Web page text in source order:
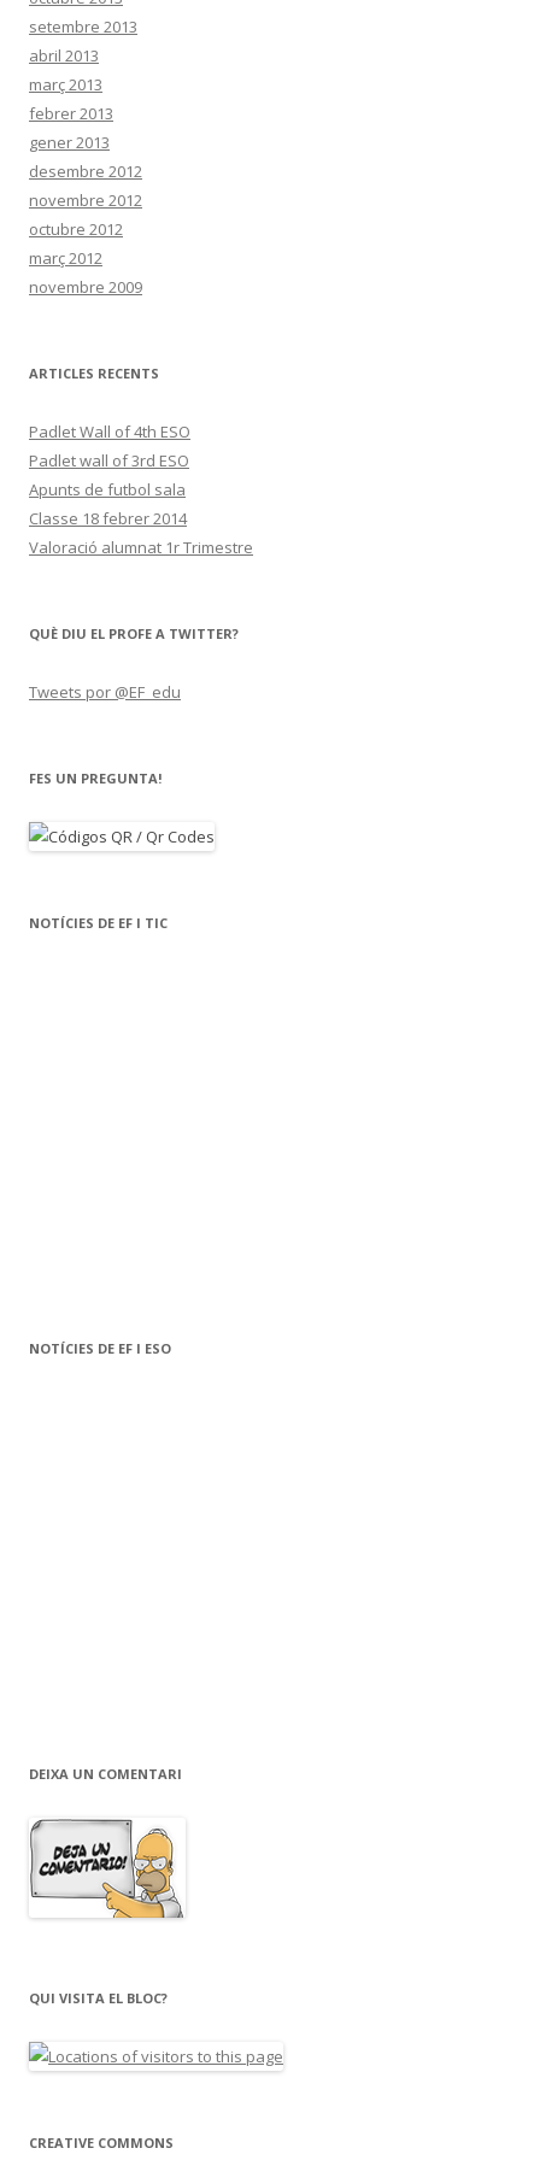
setembre 2013
abril 2013
març 2013
febrer 2013
gener 2013
desembre 2012
novembre 2012
octubre 2012
març 2012
novembre 2009
ARTICLES RECENTS
Padlet Wall of 4th ESO
Padlet wall of 3rd ESO
Apunts de futbol sala
Classe 18 febrer 2014
Valoració alumnat 1r Trimestre
QUÈ DIU EL PROFE A TWITTER?
Tweets por @EF_edu
FES UN PREGUNTA!
NOTÍCIES DE EF I TIC
NOTÍCIES DE EF I ESO
DEIXA UN COMENTARI
QUI VISITA EL BLOC?
CREATIVE COMMONS